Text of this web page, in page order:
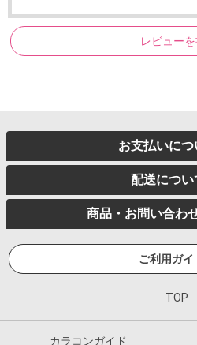
レビューを
お支払いにつ
配送につい
商品・お問い合わ
ご利用ガイ
TOP
カラコンガイド